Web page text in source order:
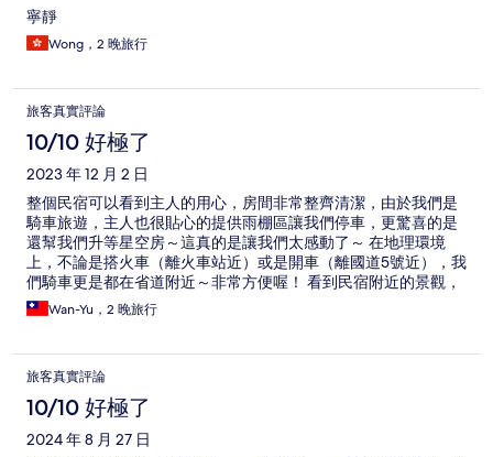
寧靜
Wong，2 晚旅行
旅客真實評論
10/10 好極了
2023 年 12 月 2 日
整個民宿可以看到主人的用心，房間非常整齊清潔，由於我們是
騎車旅遊，主人也很貼心的提供雨棚區讓我們停車，更驚喜的是
還幫我們升等星空房～這真的是讓我們太感動了～ 在地理環境
上，不論是搭火車（離火車站近）或是開車（離國道5號近），我
們騎車更是都在省道附近～非常方便喔！ 看到民宿附近的景觀，
剛好是在田中央，更是我們很喜歡的特色！ 下次還會再訪呦～
Wan-Yu，2 晚旅行
旅客真實評論
10/10 好極了
2024 年 8 月 27 日